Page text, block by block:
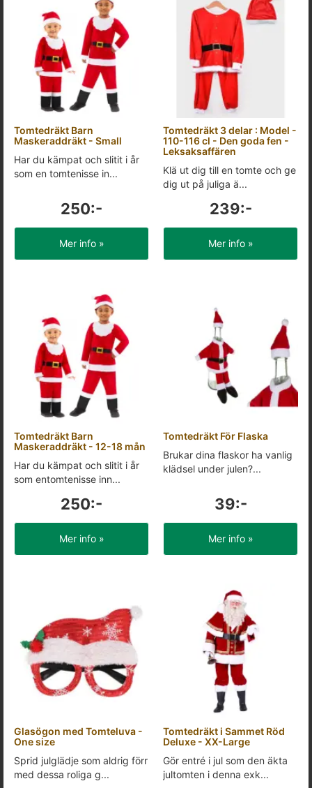
Tomtedräkt Barn
Maskeraddräkt - Small
Har du kämpat och slitit i år
som en tomtenisse in...
250:-
Mer info »
Tomtedräkt 3 delar : Model -
110-116 cl - Den goda fen -
Leksaksaffären
Klä ut dig till en tomte och ge
dig ut på juliga ä...
239:-
Mer info »
Tomtedräkt Barn
Maskeraddräkt - 12-18 mån
Har du kämpat och slitit i år
som entomtenisse inn...
250:-
Mer info »
Tomtedräkt För Flaska
Brukar dina flaskor ha vanlig
klädsel under julen?...
39:-
Mer info »
Glasögon med Tomteluva -
One size
Sprid julglädje som aldrig förr
med dessa roliga g...
Tomtedräkt i Sammet Röd
Deluxe - XX-Large
Gör entré i jul som den äkta
jultomten i denna exk...